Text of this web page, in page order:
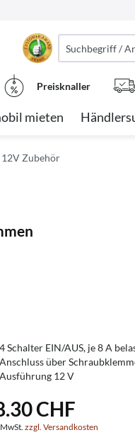
Preisknaller
mieten
Zubehör
4 Schalter EIN/AUS, je 8 A
Anschluss über
Ausführung 12 V
CHF
zzgl. Versandkosten